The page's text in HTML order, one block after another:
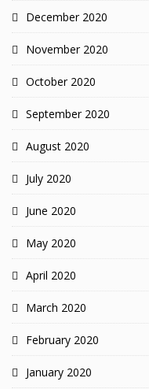
December 2020
November 2020
October 2020
September 2020
August 2020
July 2020
June 2020
May 2020
April 2020
March 2020
February 2020
January 2020